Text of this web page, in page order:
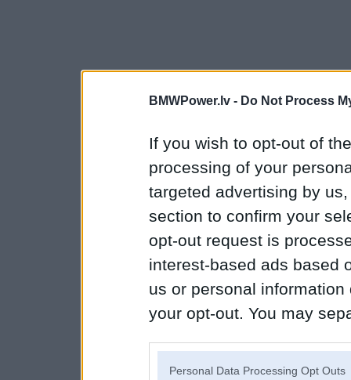
BMWPower.lv - Do Not Process
If you wish to opt-out of
processing of your
targeted advertising by
section to confirm your
opt-out request is
interest-based ads based
us or personal
your opt-out. You may
Personal Data Processing Opt Outs